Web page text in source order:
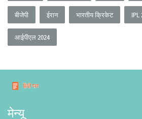
बीजेपी ईरान भारतीय क्रिकेट IPL
आईपीएल 2024
मेन्यू